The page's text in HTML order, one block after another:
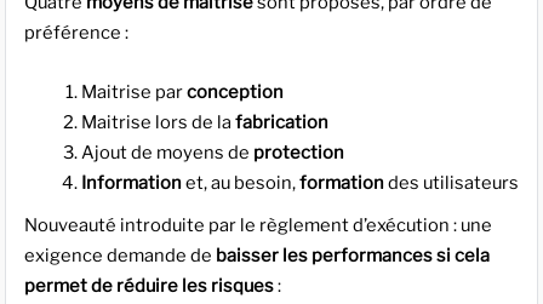
préférence :
Maitrise parconception
Maitrise lors de la fabrication
Ajout de moyens de protection
Informationet, au besoin,formationdes utilisateurs
Nouveauté introduite par le règlement d’exécution : une
exigence demande de baisser les performances si cela
permet de réduire les risques: